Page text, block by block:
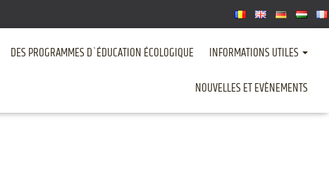
DES PROGRAMMES D`ÉDUCATION ÉCOLOGIQUE
INFORMATIONS UTILES
NOUVELLES ET EVÈNEMENTS